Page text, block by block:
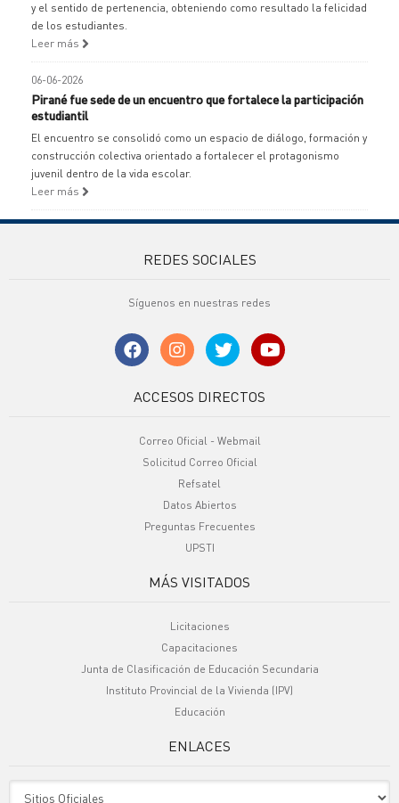
y el sentido de pertenencia, obteniendo como resultado la felicidad
de los estudiantes.
Leer más
06-06-2026
Pirané fue sede de un encuentro que fortalece la participación
estudiantil
El encuentro se consolidó como un espacio de diálogo, formación y
construcción colectiva orientado a fortalecer el protagonismo
juvenil dentro de la vida escolar.
Leer más
REDES SOCIALES
Síguenos en nuestras redes
ACCESOS DIRECTOS
Correo Oficial - Webmail
Solicitud Correo Oficial
Refsatel
Datos Abiertos
Preguntas Frecuentes
UPSTI
MÁS VISITADOS
Licitaciones
Capacitaciones
Junta de Clasificación de Educación Secundaria
Instituto Provincial de la Vivienda (IPV)
Educación
ENLACES